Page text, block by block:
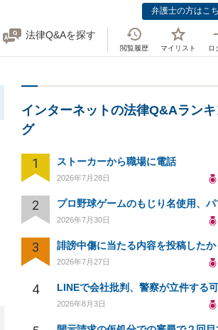
弁護士の方はこ
法律Q&Aを探す
閲覧履歴 マイリスト ロ
インターネットの法律Q&Aラン
グ
1 ストーカーから職場に電話
2026年7月28日
2
2026年7月30日
3
2026年7月27日
4
2026年8月3日